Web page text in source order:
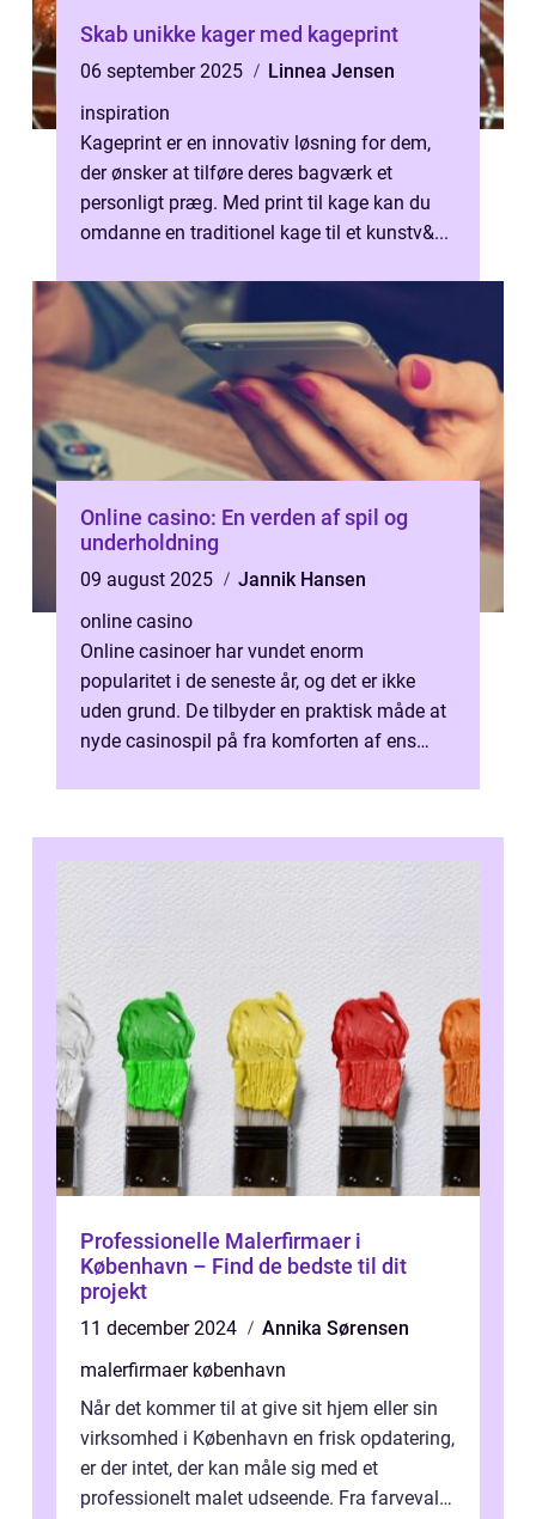
Skab unikke kager med kageprint
06 september 2025
Linnea Jensen
inspiration
Kageprint er en innovativ løsning for dem,
der ønsker at tilføre deres bagværk et
personligt præg. Med print til kage kan du
omdanne en traditionel kage til et kunstv&...
Online casino: En verden af spil og
underholdning
09 august 2025
Jannik Hansen
online casino
Online casinoer har vundet enorm
popularitet i de seneste år, og det er ikke
uden grund. De tilbyder en praktisk måde at
nyde casinospil på fra komforten af ens
Professionelle Malerfirmaer i
København – Find de bedste til dit
projekt
11 december 2024
Annika Sørensen
malerfirmaer københavn
Når det kommer til at give sit hjem eller sin
virksomhed i København en frisk opdatering,
er der intet, der kan måle sig med et
professionelt malet udseende. Fra farvevalg